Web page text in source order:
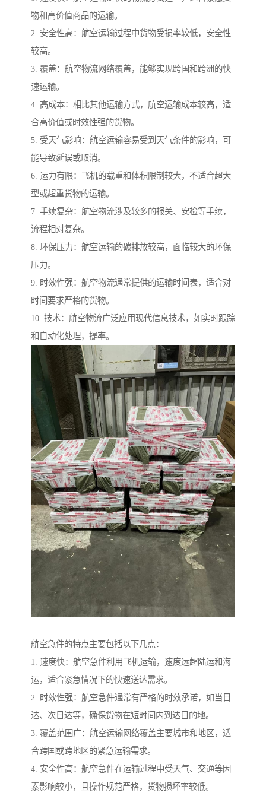
物和高价值商品的运输。
2. 安全性高：航空运输过程中货物受损率较低，安全性
较高。
3. 覆盖：航空物流网络覆盖，能够实现跨国和跨洲的快
速运输。
4. 高成本：相比其他运输方式，航空运输成本较高，适
合高价值或时效性强的货物。
5. 受天气影响：航空运输容易受到天气条件的影响，可
能导致延误或取消。
6. 运力有限：飞机的载重和体积限制较大，不适合超大
型或超重货物的运输。
7. 手续复杂：航空物流涉及较多的报关、安检等手续，
流程相对复杂。
8. 环保压力：航空运输的碳排放较高，面临较大的环保
压力。
9. 时效性强：航空物流通常提供的运输时间表，适合对
时间要求严格的货物。
10. 技术：航空物流广泛应用现代信息技术，如实时跟踪
和自动化处理，提率。
航空急件的特点主要包括以下几点：
1. 速度快：航空急件利用飞机运输，速度远超陆运和海
运，适合紧急情况下的快速送达需求。
2. 时效性强：航空急件通常有严格的时效承诺，如当日
达、次日达等，确保货物在短时间内到达目的地。
3. 覆盖范围广：航空运输网络覆盖主要城市和地区，适
合跨国或跨地区的紧急运输需求。
4. 安全性高：航空急件在运输过程中受天气、交通等因
素影响较小，且操作规范严格，货物损坏率较低。